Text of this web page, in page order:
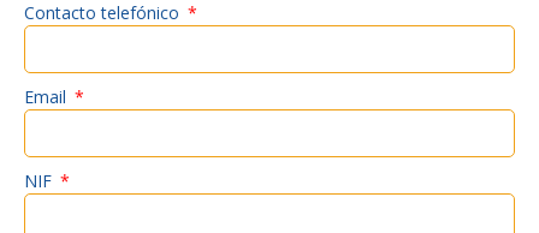
Contacto telefónico
Email
NIF